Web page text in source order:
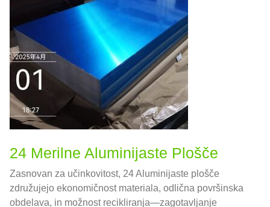
24 Merilne Aluminijaste Plošče
Zasnovan za učinkovitost, 24 Aluminijaste plošče
združujejo ekonomičnost materiala, odlična površinska
obdelava, in možnost recikliranja—zagotavljanje